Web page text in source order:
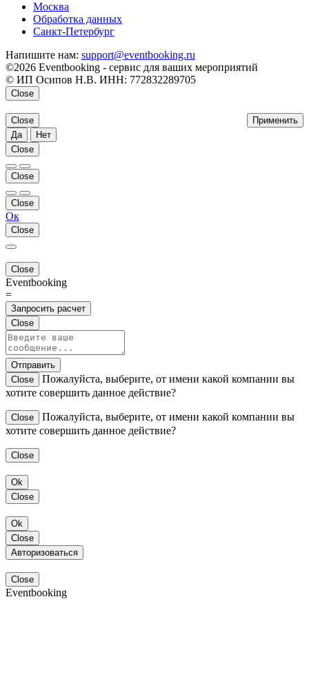
Москва
Обработка данных
Санкт-Петербург
Напишите нам: support@eventbooking.ru
©2026 Eventbooking - сервис для ваших мероприятий
© ИП Осипов Н.В. ИНН: 772832289705
Close
Применить
Close
Да
Нет
Close
Close
Close
Ок
Close
Close
Eventbooking
=
Запросить расчет
Close
Отправить
Close
Пожалуйста, выберите, от имени какой компании вы
хотите совершить данное действие?
Close
Пожалуйста, выберите, от имени какой компании вы
хотите совершить данное действие?
Close
Ok
Close
Ok
Close
Авторизоваться
Close
Eventbooking